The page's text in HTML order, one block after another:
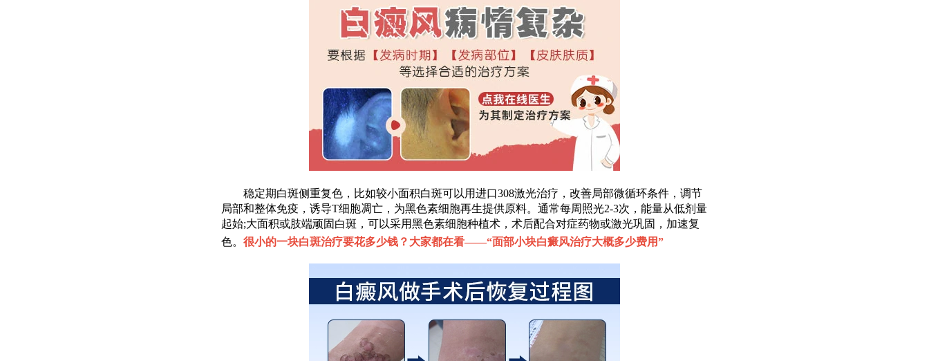
稳定期白斑侧重复色，比如较小面积白斑可以用进口308激光治疗，改善局部微循环条件，调节
局部和整体免疫，诱导T细胞凋亡，为黑色素细胞再生提供原料。通常每周照光2-3次，能量从低剂量
起始;大面积或肢端顽固白斑，可以采用黑色素细胞种植术，术后配合对症药物或激光巩固，加速复
色。 很小的一块白斑治疗要花多少钱？大家都在看——“面部小块白癜风治疗大概多少费用”